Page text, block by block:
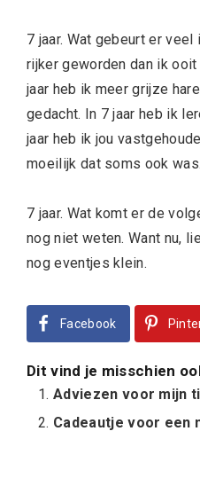
7 jaar. Wat gebeurt er veel
rijker geworden dan ik
jaar heb ik meer grijze
gedacht. In 7 jaar heb ik
jaar heb ik jou
moeilijk dat soms ook was.
7 jaar. Wat komt er de
nog niet weten. Want nu,
nog eventjes klein.
Facebook
Dit vind je misschien
Adviezen voor mijn
Cadeautje voor een